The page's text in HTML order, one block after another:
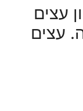
עצים
עצים